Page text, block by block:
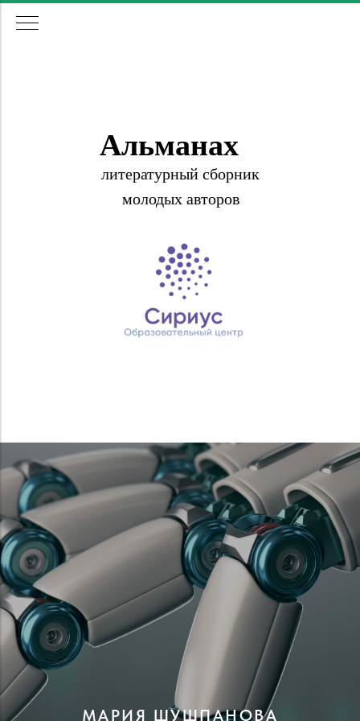
Альманах
литературный сборник
молодых авторов
МАРИЯ ШУШПАНОВА